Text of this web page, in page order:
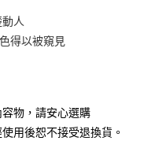
人
得以被窺見
物，請安心選購
用後恕不接受退換貨。